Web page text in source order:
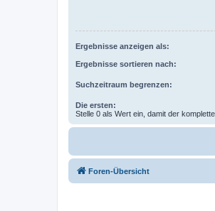
Ergebnisse anzeigen als:
Ergebnisse sortieren nach:
Suchzeitraum begrenzen:
Die ersten:
Stelle 0 als Wert ein, damit der
Foren-Übersicht